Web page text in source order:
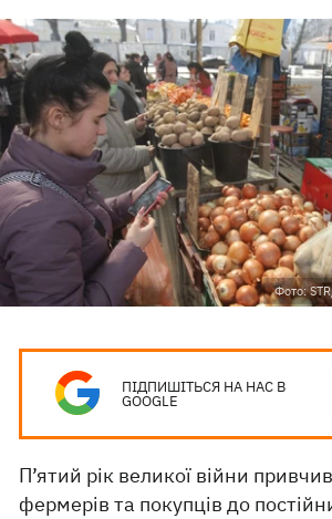
Фото:
ПІДПИШІТЬСЯ НА НАС В
GOOGLE
П’ятий рік великої війни
фермерів та покупців до